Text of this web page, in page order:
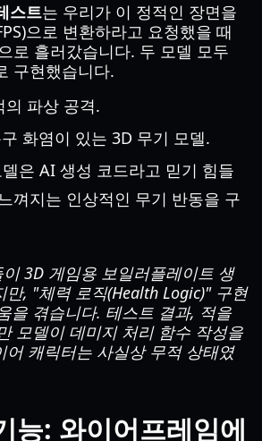
스트는 우리가 이 정적인 장면을
으로 변환하라고 요청했을 때
로 흘러갔습니다. 두 모델 모두
구현했습니다.
의 파상 공격.
화염이 있는 3D 무기 모델.
은 AI 생성 코드라고 믿기 힘들
껴지는 인상적인 무기 반동을 구
3D 게임용 보일러플레이트 생
만, "체력 로직(Health Logic)" 구현
을 겪습니다. 테스트 결과, 적을
모델이 데미지 처리 함수 작성을
어 캐릭터는 사실상 무적 상태였
능: 와이어프레임에